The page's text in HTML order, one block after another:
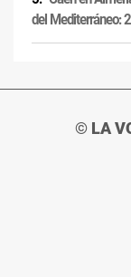
del Mediterráneo:
© LA